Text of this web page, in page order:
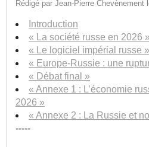
Rédigé par Jean-Pierre Chevènement
Introduction
« La société russe en 2026 »
« Le logiciel impérial russe »
« Europe-Russie : une
« Débat final »
« Annexe 1 : L’économie
2026 »
« Annexe 2 : La Russie et
-----